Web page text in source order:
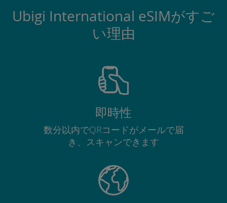
Ubigi International eSIMがすご
い理由
即時性
数分以内でQRコードがメールで届
き、スキャンできます